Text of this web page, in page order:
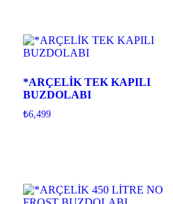
*ARÇELİK TEK KAPILI
BUZDOLABI
₺6,499